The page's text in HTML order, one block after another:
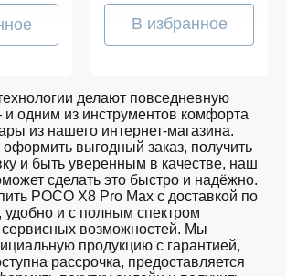
В избранное
делают повседневную
одним из инструментов комфорта
из нашего интернет-магазина.
выгодный заказ, получить
и быть уверенным в качестве, наш
сделать это быстро и надёжно.
POCO X8 Pro Max с доставкой по
удобно и с полным спектром
сервисных возможностей. Мы
продукцию с гарантией,
рассрочка, предоставляется